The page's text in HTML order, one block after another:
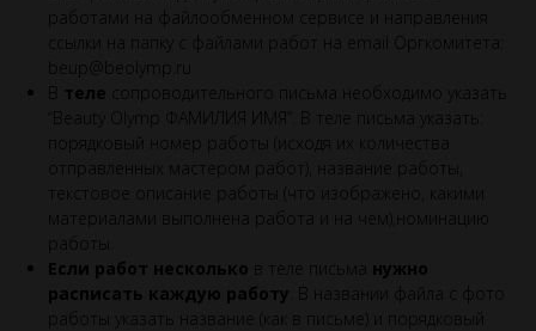
работами на файлообменном сервисе и направления
ссылки на папку с файлами работ на email Оргкомитета:
beup@beolymp.ru
В теле сопроводительного письма необходимо указать
“Beauty Olymp ФАМИЛИЯ ИМЯ”. В теле письма указать:
порядковый номер работы (исходя их количества
отправленных мастером работ), название работы,
текстовое описание работы (что изображено, какими
материалами выполнена работа и на чем),номинацию
работы.
Если работ несколько в теле письма нужно
расписать каждую работу . В названии файла с фото
работы указать название (как в письме) и порядковый